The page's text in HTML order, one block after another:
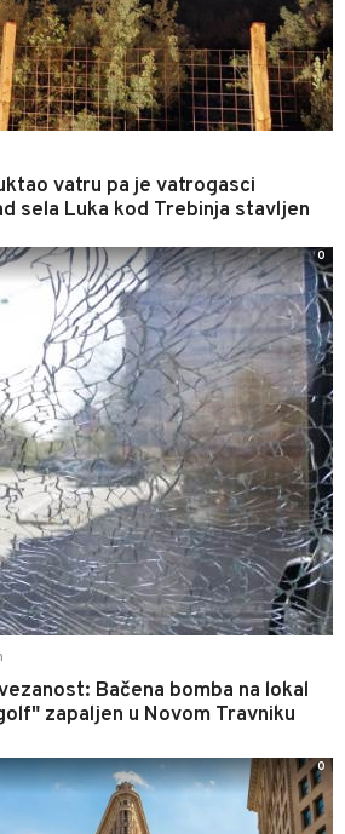
vatru pa je vatrogasci
sela Luka kod Trebinja stavljen
Bačena bomba na lokal
zapaljen u Novom Travniku
0
0